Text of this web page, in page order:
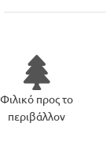
Φιλικό προς το
περιβάλλον